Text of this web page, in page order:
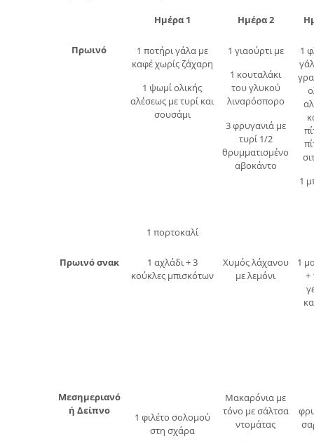
Ημέρα 1 Ημέρα 2
Πρωινό
1 ποτήρι γάλα με
καφέ χωρίς ζάχαρη
1 ψωμί ολικής
αλέσεως με τυρί και
σουσάμι
1 πορτοκαλί
1 γιαούρτι με
1 κουταλάκι
του γλυκού
λιναρόσπορο
3 φρυγανιά με
τυρί 1/2
θρυμματισμένο
αβοκάντο
1
1
Πρωινό σνακ
1 αχλάδι + 3
κούκλες μπισκότων
Χυμός λάχανου
με λεμόνι
1
+
Μεσημεριανό
ή Δείπνο
1 φιλέτο σολομού
στη σχάρα
Μακαρόνια με
τόνο με σάλτσα
ντομάτας